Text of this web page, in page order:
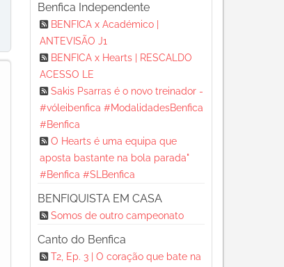
Benfica Independente
BENFICA x Académico |
ANTEVISÃO J1
BENFICA x Hearts | RESCALDO
ACESSO LE
Sakis Psarras é o novo treinador -
#vóleibenfica #ModalidadesBenfica
#Benfica
O Hearts é uma equipa que
aposta bastante na bola parada"
#Benfica #SLBenfica
BENFIQUISTA EM CASA
Somos de outro campeonato
Canto do Benfica
T2, Ep. 3 | O coração que bate na